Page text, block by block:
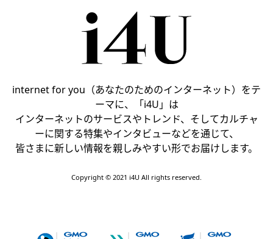
internet for you（あなたのためのインターネット）をテ
ーマに、「i4U」は
インターネットのサービスやトレンド、そしてカルチャ
ーに関する特集やインタビューなどを通じて、
皆さまに新しい情報を親しみやすい形でお届けします。
Copyright © 2021 i4U All rights reserved.